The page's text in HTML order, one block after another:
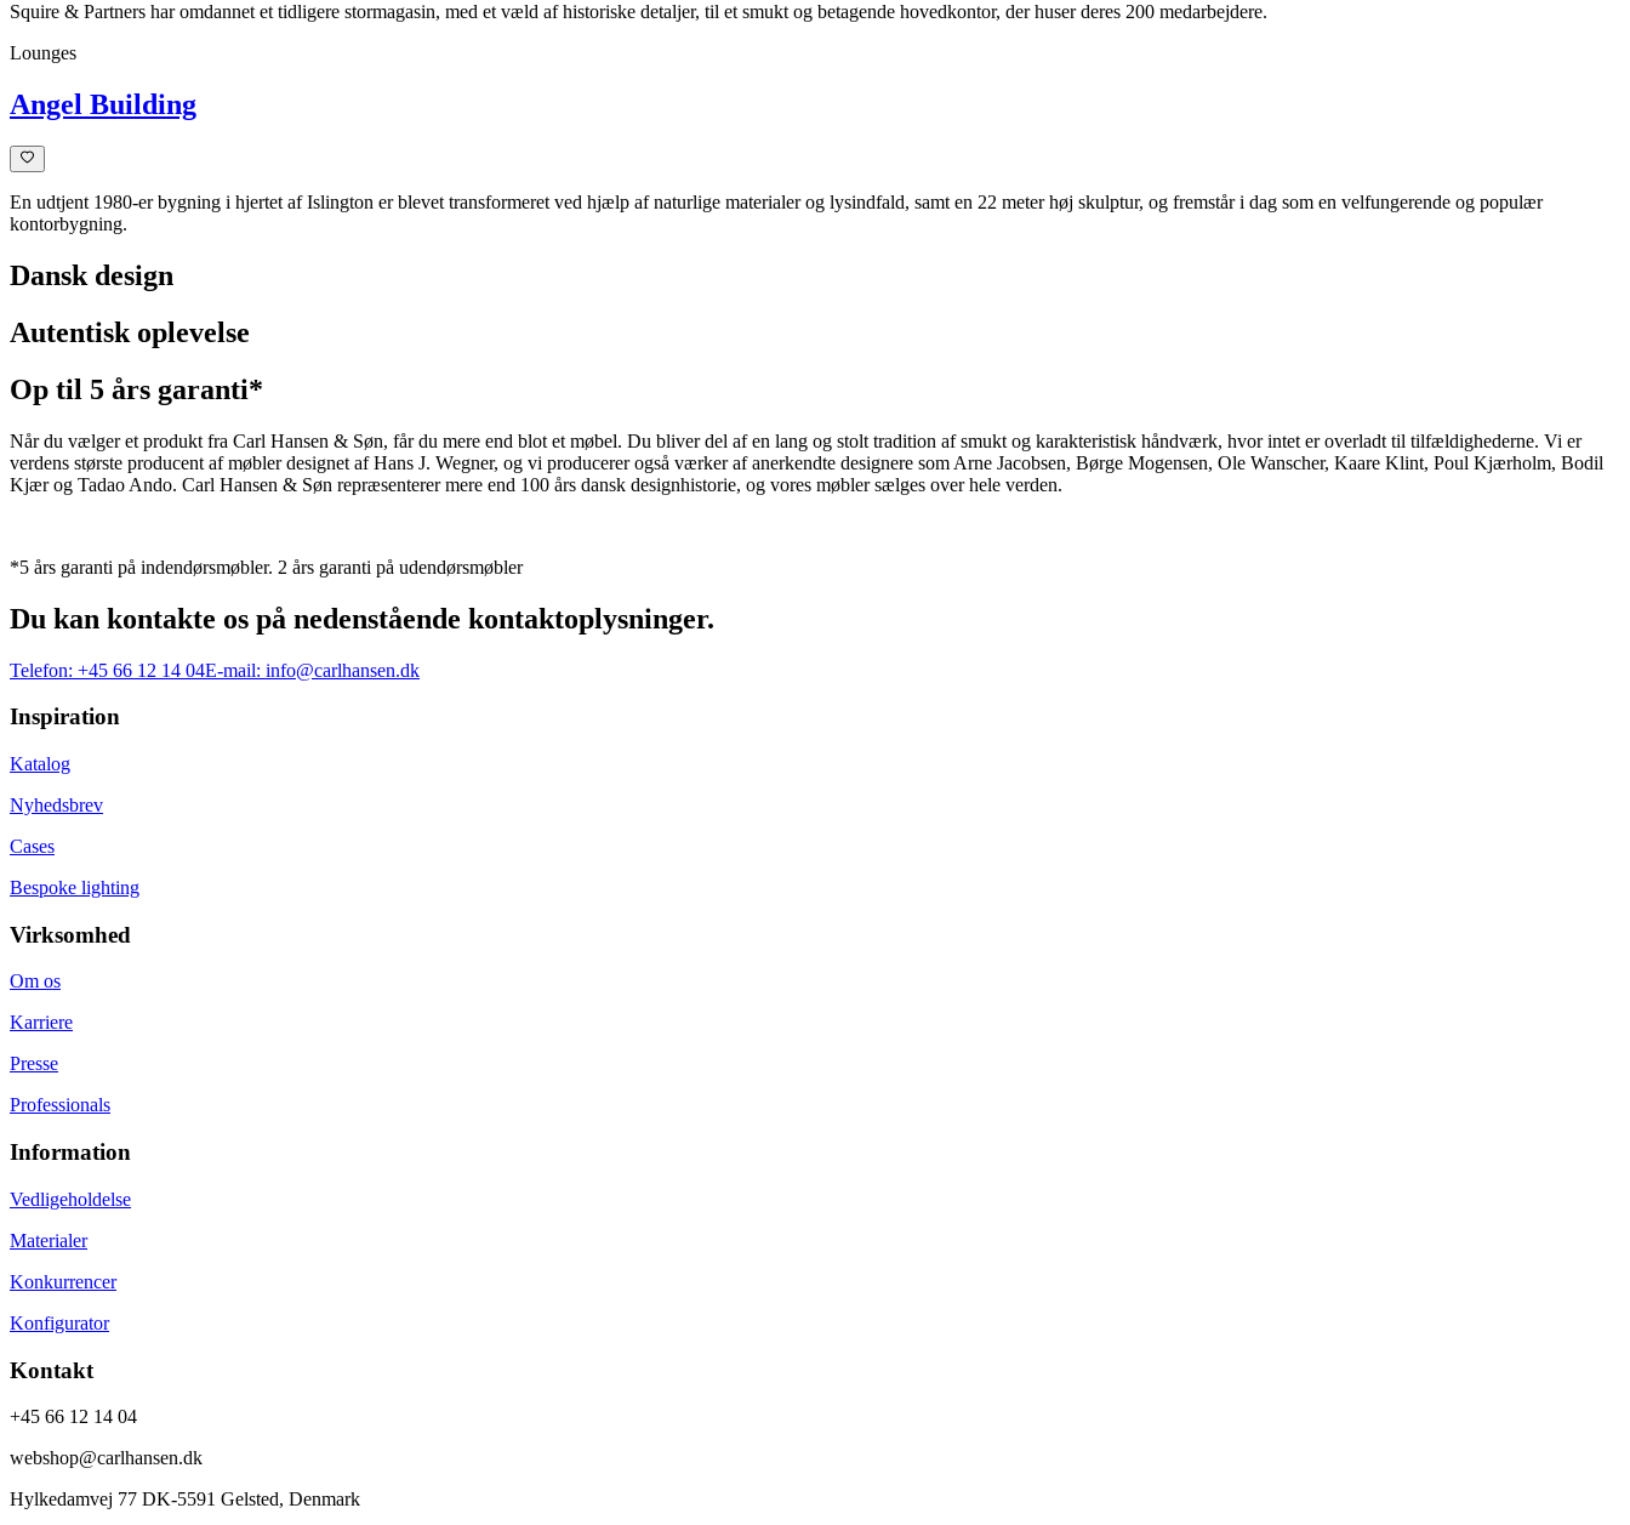
Squire & Partners har omdannet et tidligere stormagasin, med et væld af historiske detaljer, til et smukt og betagende hovedkontor, der huser deres 200 medarbejdere.
Lounges
Angel Building
En udtjent 1980-er bygning i hjertet af Islington er blevet transformeret ved hjælp af naturlige materialer og lysindfald, samt en 22 meter høj skulptur, og fremstår i dag som en velfungerende og populær
kontorbygning.
Dansk design
Autentisk oplevelse
Op til 5 års garanti*
Når du vælger et produkt fra Carl Hansen & Søn, får du mere end blot et møbel. Du bliver del af en lang og stolt tradition af smukt og karakteristisk håndværk, hvor intet er overladt til tilfældighederne. Vi er
verdens største producent af møbler designet af Hans J. Wegner, og vi producerer også værker af anerkendte designere som Arne Jacobsen, Børge Mogensen, Ole Wanscher, Kaare Klint, Poul Kjærholm, Bodil
Kjær og Tadao Ando. Carl Hansen & Søn repræsenterer mere end 100 års dansk designhistorie, og vores møbler sælges over hele verden.
*5 års garanti på indendørsmøbler. 2 års garanti på udendørsmøbler
Du kan kontakte os på nedenstående kontaktoplysninger.
Telefon: +45 66 12 14 04E-mail: info@carlhansen.dk
Inspiration
Katalog
Nyhedsbrev
Cases
Bespoke lighting
Virksomhed
Om os
Karriere
Presse
Professionals
Information
Vedligeholdelse
Materialer
Konkurrencer
Konfigurator
Kontakt
+45 66 12 14 04
webshop@carlhansen.dk
Hylkedamvej 77 DK-5591 Gelsted, Denmark